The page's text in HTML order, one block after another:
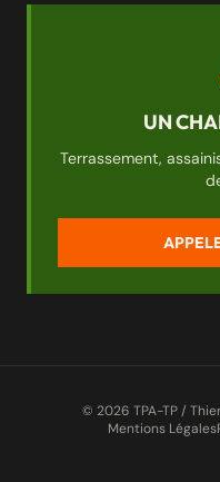
UN
Terrassement,
© 2026 TPA-TP /
Mentions Légales